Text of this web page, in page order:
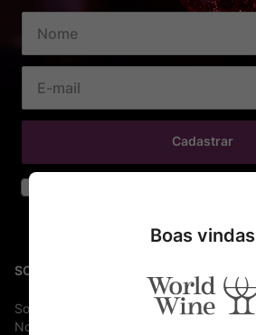
Cadastrar
SOBRE
Sobre Nós
Nossa História
Boas vindas